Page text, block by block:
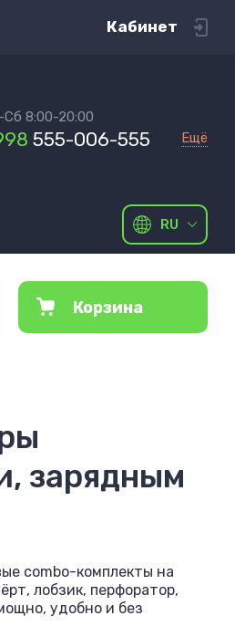
Кабинет
8:00-20:00
555-006-555 Ещё
RU
Корзина
зарядным
combo-комплекты на
лобзик, перфоратор,
удобно и без